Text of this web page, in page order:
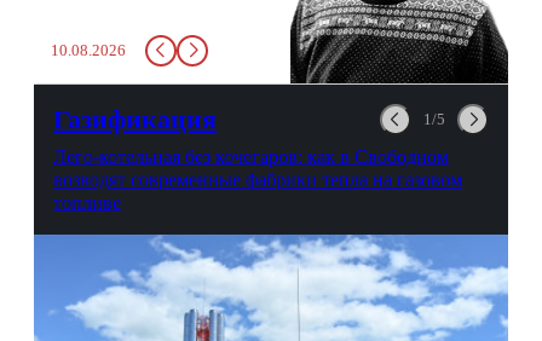
три, не меньше. Как не
позвать? Родственник.
10.08.2026
Газификация 1/5
Лего-котельная без кочегаров: как в Свободном
возводят современные фабрики тепла на газовом
топливе